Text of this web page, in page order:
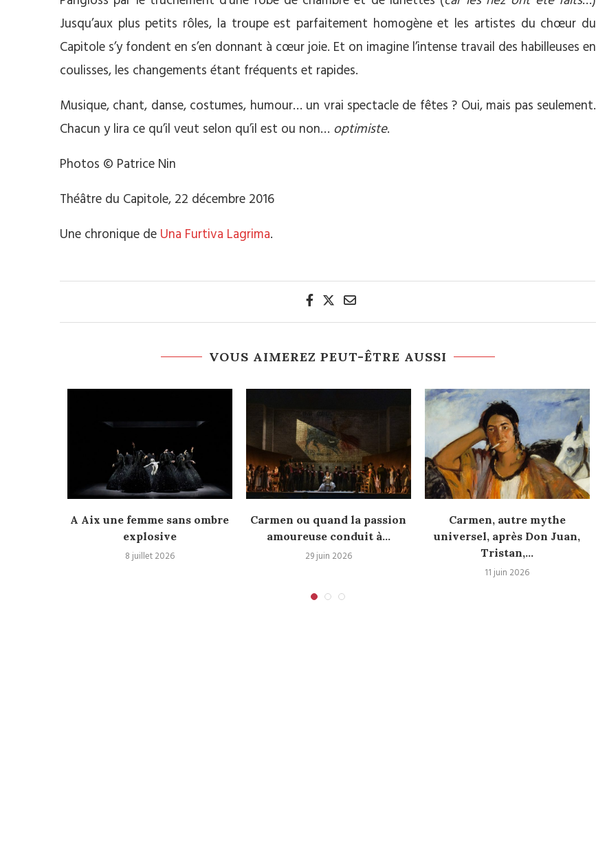
Jusqu’aux plus petits rôles, la troupe est parfaitement homogène et les artistes du chœur du
Capitole s’y fondent en s’en donnant à cœur joie. Et on imagine l’intense travail des habilleuses en
coulisses, les changements étant fréquents et rapides.
Musique, chant, danse, costumes, humour… un vrai spectacle de fêtes ? Oui, mais pas seulement.
Chacun y lira ce qu’il veut selon qu’il est ou non… optimiste.
Photos © Patrice Nin
Théâtre du Capitole, 22 décembre 2016
Une chronique de Una Furtiva Lagrima.
VOUS AIMEREZ PEUT-ÊTRE AUSSI
A Aix une femme sans ombre
explosive
8 juillet 2026
Carmen ou quand la passion
amoureuse conduit à...
29 juin 2026
Carmen, autre mythe
universel, après Don Juan,
Tristan,...
11 juin 2026